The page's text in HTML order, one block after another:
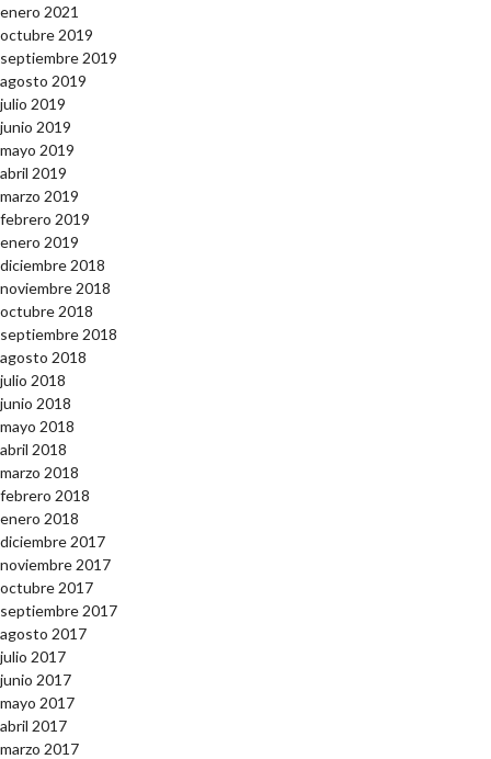
enero 2021
octubre 2019
septiembre 2019
agosto 2019
julio 2019
junio 2019
mayo 2019
abril 2019
marzo 2019
febrero 2019
enero 2019
diciembre 2018
noviembre 2018
octubre 2018
septiembre 2018
agosto 2018
julio 2018
junio 2018
mayo 2018
abril 2018
marzo 2018
febrero 2018
enero 2018
diciembre 2017
noviembre 2017
octubre 2017
septiembre 2017
agosto 2017
julio 2017
junio 2017
mayo 2017
abril 2017
marzo 2017